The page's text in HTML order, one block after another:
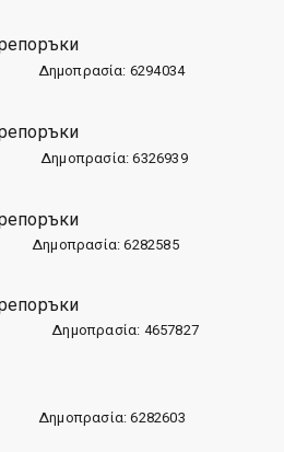
Δημοπρασία: 6294034
Δημοπρασία: 6326939
Δημοπρασία: 6282585
Δημοπρασία: 4657827
Δημοπρασία: 6282603